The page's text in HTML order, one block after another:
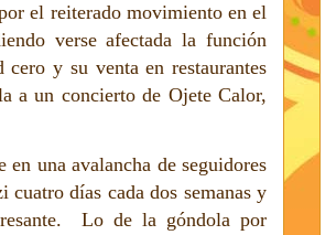
el reiterado movimiento en el
verse afectada la función
y su venta en restaurantes
a un concierto de Ojete Calor,
en una avalancha de seguidores
cuatro días cada dos semanas y
Lo de la góndola por